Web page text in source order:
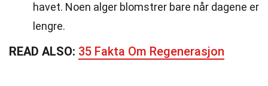
havet. Noen alger blomstrer bare når dagene er
lengre.
READ ALSO: 35 Fakta Om Regenerasjon